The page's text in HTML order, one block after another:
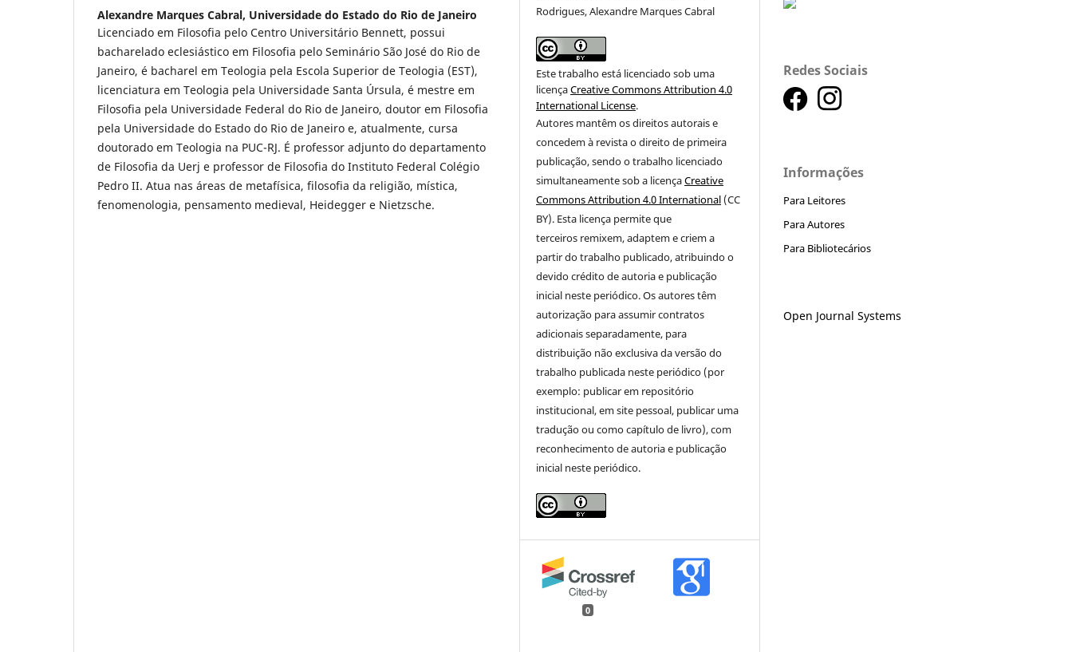
Alexandre Marques Cabral, Universidade do Estado do Rio de Janeiro
Licenciado em Filosofia pelo Centro Universitário Bennett, possui
bacharelado eclesiástico em Filosofia pelo Seminário São José do Rio de
Janeiro, é bacharel em Teologia pela Escola Superior de Teologia (EST),
licenciatura em Teologia pela Universidade Santa Úrsula, é mestre em
Filosofia pela Universidade Federal do Rio de Janeiro, doutor em Filosofia
pela Universidade do Estado do Rio de Janeiro e, atualmente, cursa
doutorado em Teologia na PUC-RJ. É professor adjunto do departamento
de Filosofia da Uerj e professor de Filosofia do Instituto Federal Colégio
Pedro II. Atua nas áreas de metafísica, filosofia da religião, mística,
fenomenologia, pensamento medieval, Heidegger e Nietzsche.
Rodrigues, Alexandre Marques Cabral
Este trabalho está licenciado sob uma
licençaCreative Commons Attribution 4.0
International License.
Autores mantêm os direitos autorais e
concedem à revista o direito de primeira
publicação, sendo o trabalho licenciado
simultaneamente sob a licençaCreative
Commons Attribution 4.0 International (CC
BY). Esta licença permite que
terceiros remixem, adaptem e criem a
partir do trabalho publicado, atribuindo o
devido crédito de autoria e publicação
inicial neste periódico. Os autores têm
autorização para assumir contratos
adicionais separadamente, para
distribuição não exclusiva da versão do
trabalho publicada neste periódico (por
exemplo: publicar em repositório
institucional, em site pessoal, publicar uma
tradução ou como capítulo de livro), com
reconhecimento de autoria e publicação
inicial neste periódico.
0
Redes Sociais
Informações
Para Leitores
Para Autores
Para Bibliotecários
Open Journal Systems